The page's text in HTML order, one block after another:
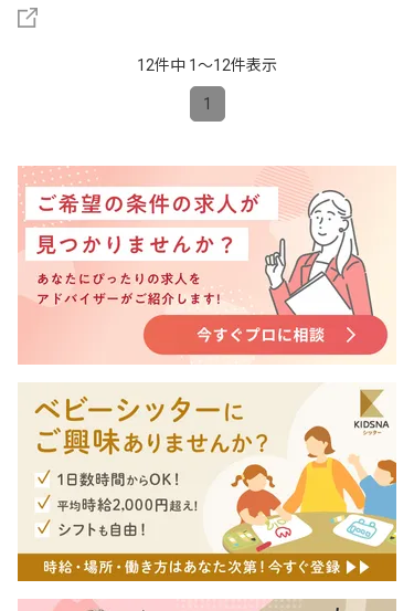
12件中 1〜12件表示
1